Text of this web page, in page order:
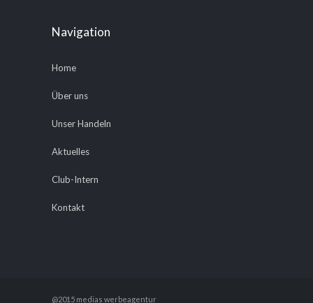
Navigation
Home
Über uns
Unser Handeln
Aktuelles
Club-Intern
Kontakt
@2015 medias werbeagentur